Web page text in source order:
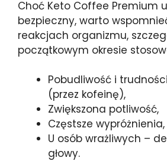
Choć Keto Coffee Premium
bezpieczny, warto
reakcjach organizmu,
początkowym okresie
Pobudliwość i
(przez kofeinę),
Zwiększona potliwość,
Częstsze wypróżnienia,
U osób wrażliwych –
głowy.